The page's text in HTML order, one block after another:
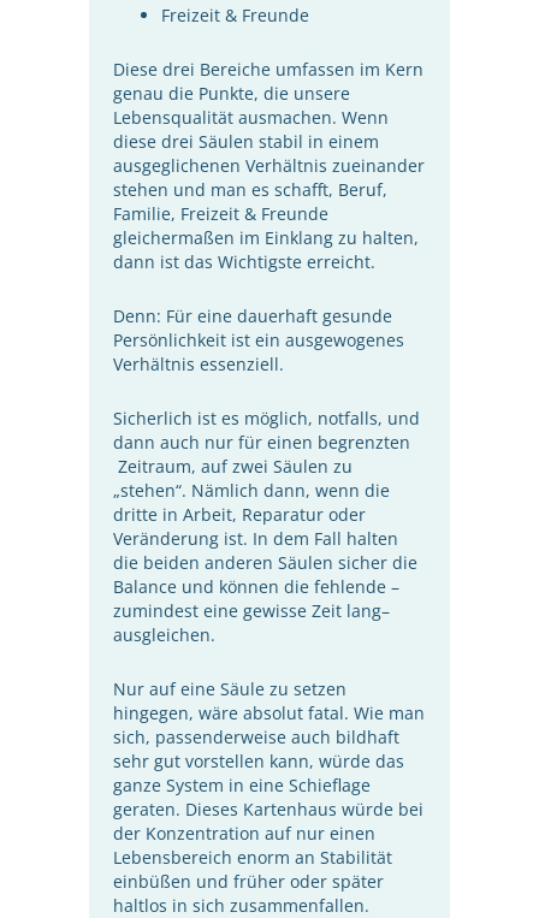
Freizeit & Freunde
Diese drei Bereiche umfassen im Kern
genau die Punkte, die unsere
Lebensqualität ausmachen. Wenn
diese drei Säulen stabil in einem
ausgeglichenen Verhältnis zueinander
stehen und man es schafft, Beruf,
Familie, Freizeit & Freunde
gleichermaßen im Einklang zu halten,
dann ist das Wichtigste erreicht.
Denn: Für eine dauerhaft gesunde
Persönlichkeit ist ein ausgewogenes
Verhältnis essenziell.
Sicherlich ist es möglich, notfalls, und
dann auch nur für einen begrenzten
Zeitraum, auf zwei Säulen zu
„stehen“. Nämlich dann, wenn die
dritte in Arbeit, Reparatur oder
Veränderung ist. In dem Fall halten
die beiden anderen Säulen sicher die
Balance und können die fehlende –
zumindest eine gewisse Zeit lang–
ausgleichen.
Nur auf eine Säule zu setzen
hingegen, wäre absolut fatal. Wie man
sich, passenderweise auch bildhaft
sehr gut vorstellen kann, würde das
ganze System in eine Schieflage
geraten. Dieses Kartenhaus würde bei
der Konzentration auf nur einen
Lebensbereich enorm an Stabilität
einbüßen und früher oder später
haltlos in sich zusammenfallen.